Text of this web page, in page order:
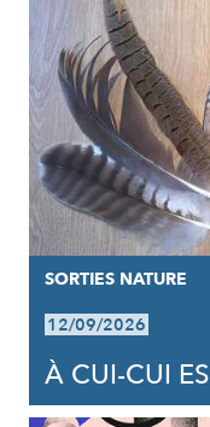
SORTIES NATURE
12/09/2026
À CUI-CUI